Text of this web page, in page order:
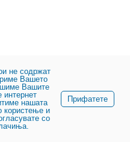
не содржат
Вашето
Вашите
интернет
нашата
користење и
со
Прифатете